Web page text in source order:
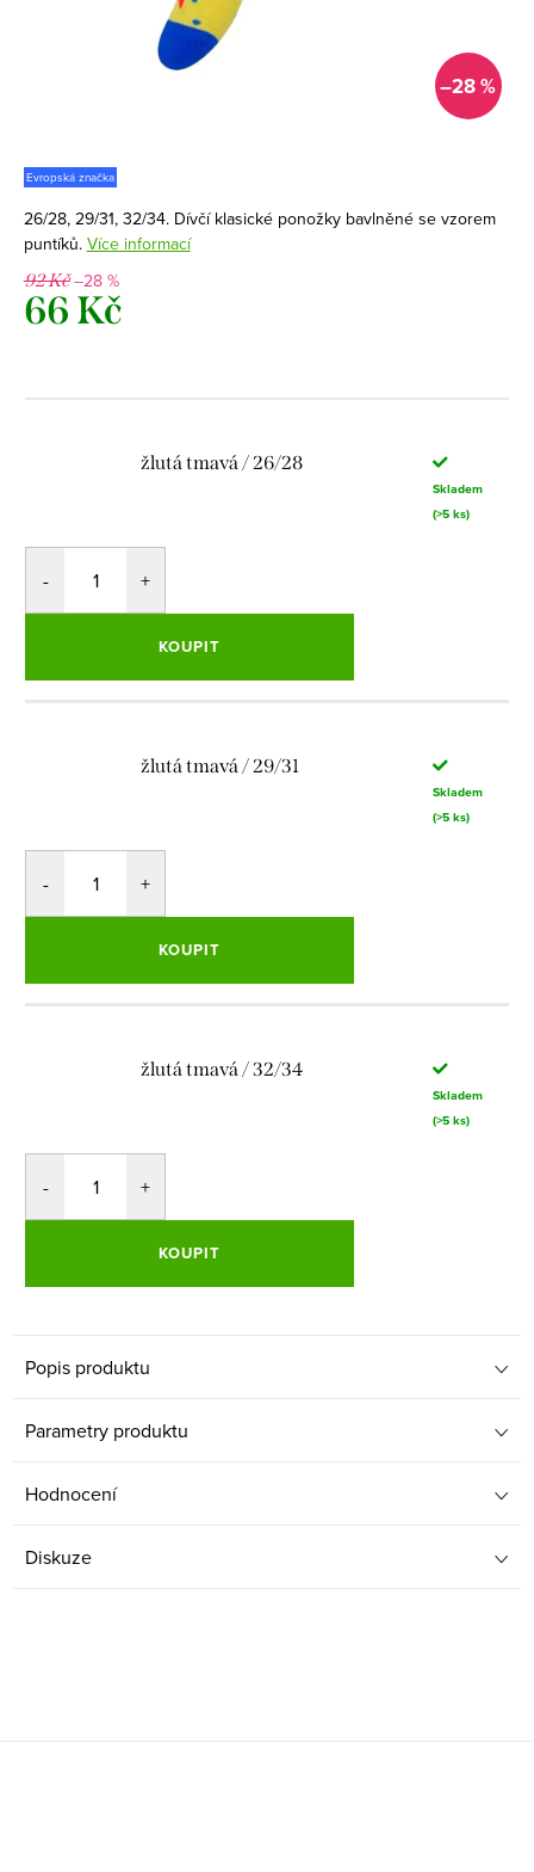
–28 %
Evropská značka
26/28, 29/31, 32/34. Dívčí klasické ponožky bavlněné se vzorem
puntíků. Více informací
92 Kč–28 %
66 Kč
žlutá tmavá / 26/28
Skladem
(>5 ks)
KOUPIT
žlutá tmavá / 29/31
Skladem
(>5 ks)
KOUPIT
žlutá tmavá / 32/34
Skladem
(>5 ks)
KOUPIT
Popis produktu
Parametry produktu
Hodnocení
Diskuze